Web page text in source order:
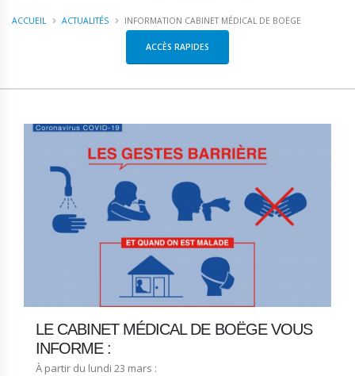
ACCUEIL ACTUALITÉS INFORMATION CABINET MÉDICAL DE BOËGE
ACCÈS RAPIDES
LE CABINET MÉDICAL DE BOËGE VOUS
INFORME :
À partir du lundi 23 mars :